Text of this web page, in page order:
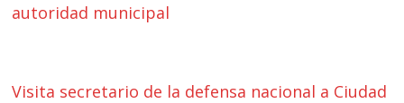
autoridad municipal
Visita secretario de la defensa nacional a Ciudad